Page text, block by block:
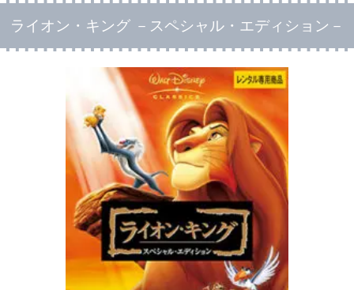
ライオン・キング －スペシャル・エディション－